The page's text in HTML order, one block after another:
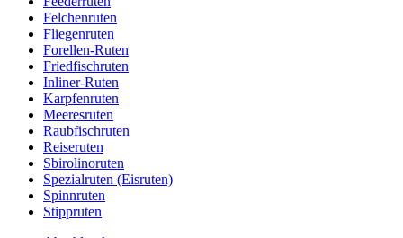
Felchenruten
Fliegenruten
Forellen-Ruten
Friedfischruten
Inliner-Ruten
Karpfenruten
Meeresruten
Raubfischruten
Reiseruten
Sbirolinoruten
Spezialruten (Eisruten)
Spinnruten
Stippruten